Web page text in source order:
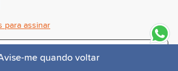
para assinar
me quando voltar